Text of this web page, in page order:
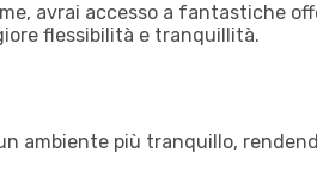
avrai accesso a fantastiche
flessibilità e tranquillità.
ambiente più tranquillo,